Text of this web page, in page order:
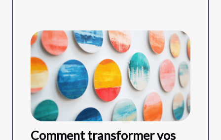
Comment transformer vos